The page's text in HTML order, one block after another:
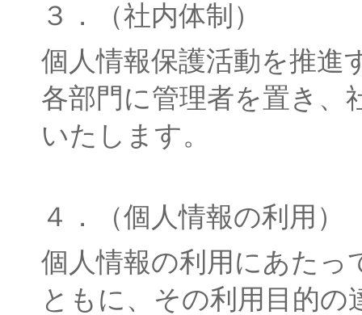
３．（社内体制）
個人情報保護活動を推進
各部門に管理者を置き、
いたします。
４．（個人情報の利用）
個人情報の利用にあたっ
ともに、その利用目的